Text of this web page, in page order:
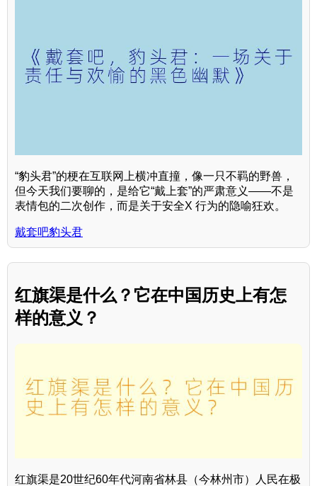
“豹头君”的梗在互联网上横冲直撞，像一只不羁的野兽，
但今天我们要聊的，是给它“戴上套”的严肃意义——不是
表情包的二次创作，而是关于安全X 行为的隐喻狂欢。
戴套吧豹头君
红旗渠是什么？它在中国历史上有怎
样的意义？
红旗渠是20世纪60年代河南省林县（今林州市）人民在极